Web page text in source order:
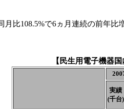
比108.5%で6ヵ月連続の前年
【民生用電子機器国
実績
(千台)